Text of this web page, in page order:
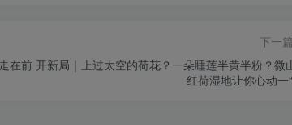
下一篇
走在前 开新局｜上过太空的荷花？一朵睡莲半黄半粉？微
红荷湿地让你心动一